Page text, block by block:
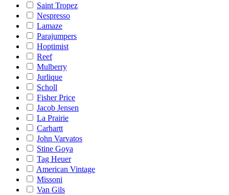
Saint Tropez
Nespresso
Lamaze
Parajumpers
Hoptimist
Reef
Mulberry
Jurlique
Scholl
Fisher Price
Jacob Jensen
La Prairie
Carhartt
John Varvatos
Stine Goya
Tag Heuer
American Vintage
Missoni
Van Gils